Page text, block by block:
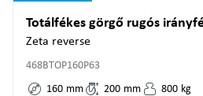
Totálfékes görgő rugós
Zeta reverse
468BTOP160P63
160 mm 200 mm 800 kg